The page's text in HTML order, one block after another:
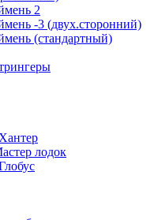
2
-3 (двух.сторонний)
(стандартный)
лодок